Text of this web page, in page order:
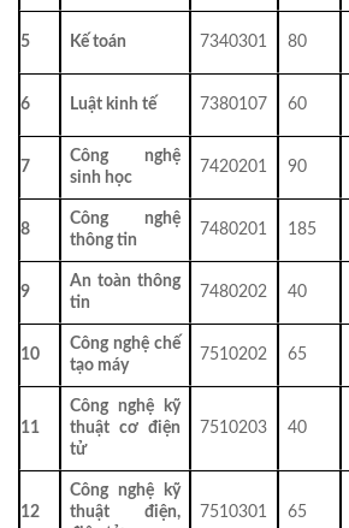
5 Kế toán 7340301 80
6 Luật kinh tế 7380107 60
7
Công nghệ
sinh học
7420201 90
8
Công nghệ
thông tin
7480201 185
9
An toàn thông
tin
7480202 40
10
Công nghệ chế
tạo máy
7510202 65
11
Công nghệ kỹ
thuật cơ điện
tử
7510203 40
12
Công nghệ kỹ
thuật điện,
7510301 65